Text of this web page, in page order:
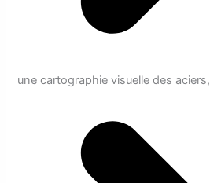
une cartographie visuelle des aciers,